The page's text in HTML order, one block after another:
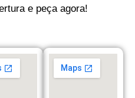
e peça agora!